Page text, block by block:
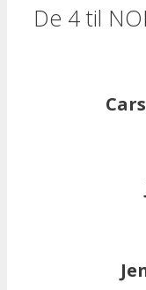
De 4 til